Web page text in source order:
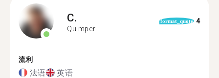
C.
Quimper
format_quote 4
流利
法语 英语